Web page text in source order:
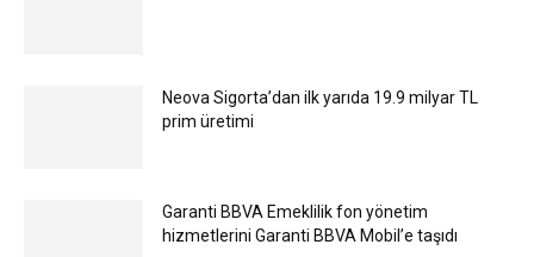
Neova Sigorta’dan ilk yarıda 19.9 milyar TL
prim üretimi
Garanti BBVA Emeklilik fon yönetim
hizmetlerini Garanti BBVA Mobil’e taşıdı